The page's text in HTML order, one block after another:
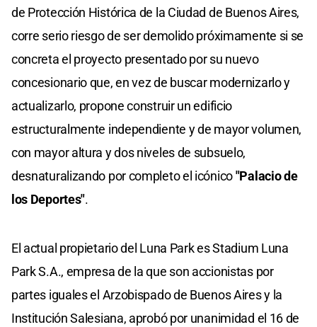
de Protección Histórica de la Ciudad de Buenos Aires,
corre serio riesgo de ser demolido próximamente si se
concreta el proyecto presentado por su nuevo
concesionario que, en vez de buscar modernizarlo y
actualizarlo, propone construir un edificio
estructuralmente independiente y de mayor volumen,
con mayor altura y dos niveles de subsuelo,
desnaturalizando por completo el icónico"Palacio de
los Deportes".
El actual propietario del Luna Park es Stadium Luna
Park S.A., empresa de la que son accionistas por
partes iguales el Arzobispado de Buenos Aires y la
Institución Salesiana, aprobó por unanimidad el 16 de